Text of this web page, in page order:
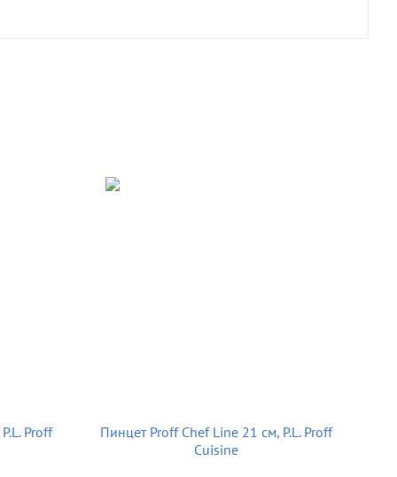
Proff
Пинцет Proff Chef Line 21 см, P.L. Proff
Cuisine